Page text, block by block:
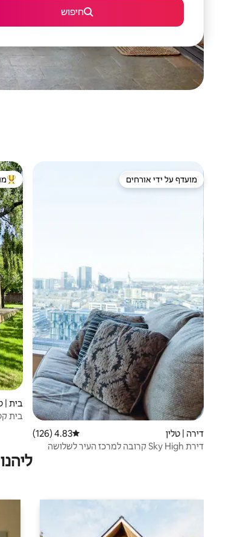
חיפוש
מועדף על ידי אורחים
מועדף על ידי אורחים
דירה | טלין דירוג ממוצע של 4.83 מתוך 5, 126 ביקורות
4.83 (126)
דירת Sky High קרובה למרכז העיר לשלושה
בית |
בית